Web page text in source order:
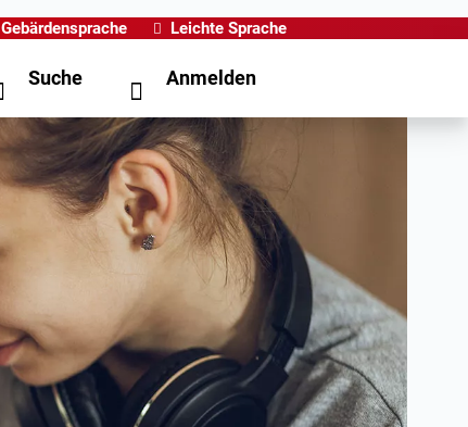
Gebärdensprache Leichte Sprache
Suche Anmelden